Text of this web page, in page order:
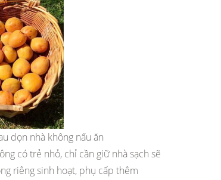
dọn nhà không nấu ăn
có trẻ nhỏ, chỉ cần giữ nhà sạch sẽ
riêng sinh hoạt, phụ cấp thêm